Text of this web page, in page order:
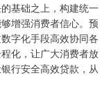
基础之上，构建统一
增强消费者信心。预
字化手段高效协同各
化，让广大消费者放
行安全高效贷款，从